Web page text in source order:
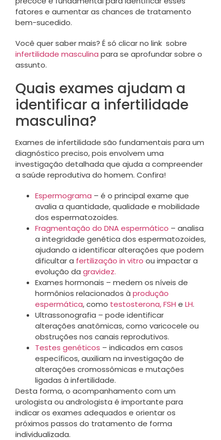
fatores e aumentar as chances de tratamento
bem-sucedido.
Você quer saber mais? É só clicar no link sobre
infertilidade masculina para se aprofundar sobre o
assunto.
Quais exames ajudam a
identificar a infertilidade
masculina?
Exames de infertilidade são fundamentais para um
diagnóstico preciso, pois envolvem uma
investigação detalhada que ajuda a compreender
a saúde reprodutiva do homem. Confira!
Espermograma – é o principal exame que
avalia a quantidade, qualidade e mobilidade
dos espermatozoides.
Fragmentação do DNA espermático – analisa
a integridade genética dos espermatozoides,
ajudando a identificar alterações que podem
dificultar a fertilização in vitro ou impactar a
evolução da gravidez.
Exames hormonais – medem os níveis de
hormônios relacionados à produção
espermática, como testosterona, FSH e LH.
Ultrassonografia – pode identificar
alterações anatômicas, como varicocele ou
obstruções nos canais reprodutivos.
Testes genéticos – indicados em casos
específicos, auxiliam na investigação de
alterações cromossômicas e mutações
ligadas à infertilidade.
Desta forma, o acompanhamento com um
urologista ou andrologista é importante para
indicar os exames adequados e orientar os
próximos passos do tratamento de forma
individualizada.